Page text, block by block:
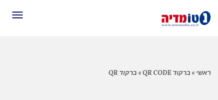
ראשי »ברקוד QR CODE »ברקוד QR